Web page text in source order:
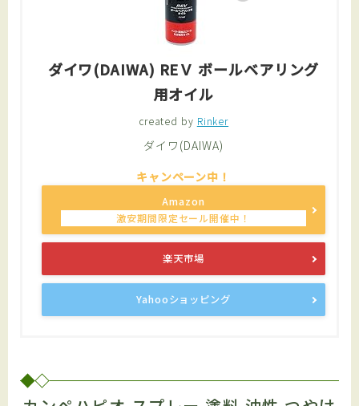
ダイワ(DAIWA) REＶ ボールベアリング
用オイル
created by Rinker
ダイワ(DAIWA)
Amazon
楽天市場
Yahooショッピング